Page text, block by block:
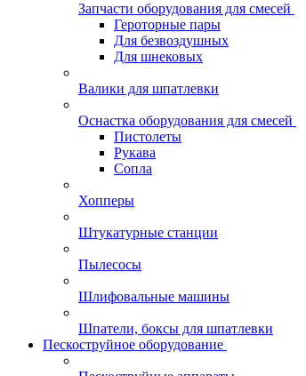
Запчасти оборудования для смесей
Героторные пары
Для безвоздушных
Для шнековых
Валики для шпатлевки
Оснастка оборудования для смесей
Пистолеты
Рукава
Сопла
Хопперы
Штукатурные станции
Пылесосы
Шлифовальные машины
Шпатели, боксы для шпатлевки
Пескоструйное оборудование